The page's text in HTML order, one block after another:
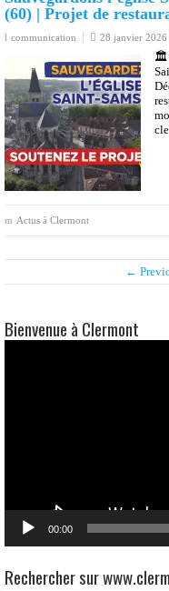
(60) | Projet de
communication 28 janvier 2026
🏛️
Actus à Clermont
←
Bienvenue à Clermont
00:00
Rechercher sur